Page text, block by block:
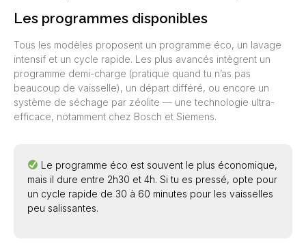
Les programmes disponibles
Tous les modèles proposent un programme éco, un lavage
intensif et un cycle rapide. Les plus avancés intègrent un
programme demi-charge (pratique quand tu n’as pas
beaucoup de vaisselle), un départ différé, ou encore un
système de séchage par zéolite — une technologie ultra-
efficace, notamment chez Bosch et Siemens.
Le programme éco est souvent le plus économique,
mais il dure entre 2h30 et 4h. Si tu es pressé, opte pour
un cycle rapide de 30 à 60 minutes pour les vaisselles
peu salissantes.